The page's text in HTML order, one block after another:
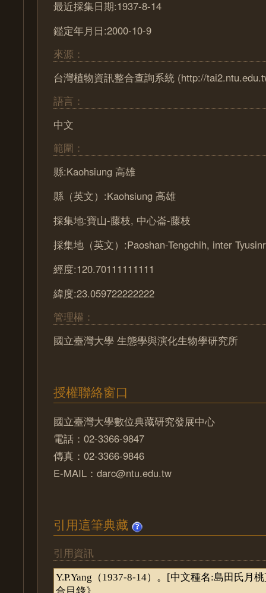
最近採集日期:1937-8-14
鑑定年月日:2000-10-9
來源：
台灣植物資訊整合查詢系統 (http://
語言：
中文
範圍：
縣:Kaohsiung 高雄
縣（英文）:Kaohsiung 高雄
採集地:寶山-藤枝, 中心崙-藤枝
採集地（英文）:Paoshan-Tengchih, inter
經度:120.70111111111
緯度:23.059722222222
管理權：
國立臺灣大學 生態學與演化生物學研究所
授權聯絡窗口
國立臺灣大學數位典藏研究發展中心
電話：02-3366-9847
傳真：02-3366-9846
E-MAIL：darc@ntu.edu.tw
引用這筆典藏
引用資訊